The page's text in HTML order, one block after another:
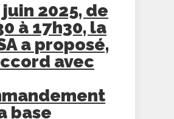
juin 2025, de
à 17h30, la
a proposé,
avec
base